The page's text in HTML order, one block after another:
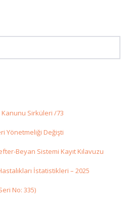
Kanunu Sirküleri /73
Yönetmeliği Değişti
Beyan Sistemi Kayıt Kılavuzu
İstatistikleri – 2025
No: 335)